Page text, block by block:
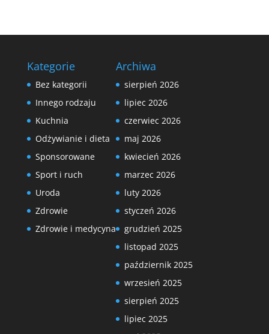
Kategorie
Bez kategorii
Innego rodzaju
Kuchnia
Odżywianie i dieta
Sponsorowane
Sport i ruch
Uroda
Zdrowie
Zdrowie i medycyna
Archiwa
sierpień 2026
lipiec 2026
czerwiec 2026
maj 2026
kwiecień 2026
marzec 2026
luty 2026
styczeń 2026
grudzień 2025
listopad 2025
październik 2025
wrzesień 2025
sierpień 2025
lipiec 2025